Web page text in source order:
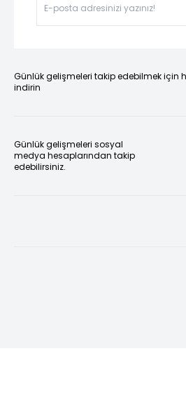
Günlük gelişmeleri takip edebilmek için
indirin
Günlük gelişmeleri sosyal
medya hesaplarından takip
edebilirsiniz.